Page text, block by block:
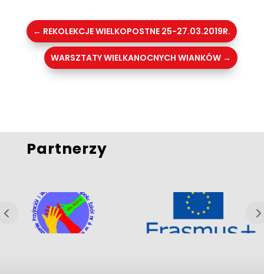
← REKOLEKCJE WIELKOPOSTNE 25-27.03.2019R.
WARSZTATY WIELKANOCNYCH WIANKÓW →
Partnerzy